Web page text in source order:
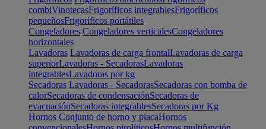
combiVinotecasFrigoríficos integrablesFrigoríficos
pequeñosFrigoríficos portátiles
Congeladores Congeladores verticalesCongeladores
horizontales
Lavadoras Lavadoras de carga frontalLavadoras de carga
superiorLavadoras - SecadorasLavadoras
integrablesLavadoras por kg
Secadoras Lavadoras - SecadorasSecadoras con bomba de
calorSecadoras de condensaciónSecadoras de
evacuaciónSecadoras integrablesSecadoras por Kg
Hornos Conjunto de horno y placaHornos